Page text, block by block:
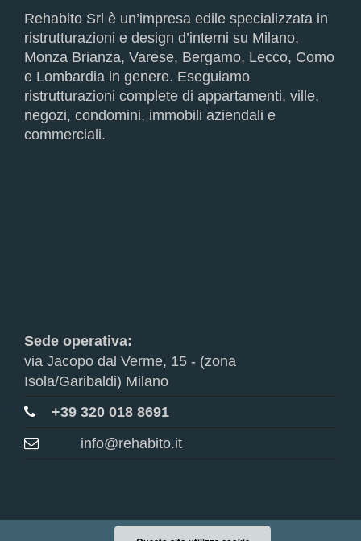
Rehabito Srl è un’impresa edile specializzata in
ristrutturazioni e design d’interni su Milano,
Monza Brianza, Varese, Bergamo, Lecco, Como
e Lombardia in genere. Eseguiamo
ristrutturazioni complete di appartamenti, ville,
negozi, condomini, immobili aziendali e
commerciali.
Sede operativa:
via Jacopo dal Verme, 15 - (zona
Isola/Garibaldi) Milano
+39 320 018 8691
info@rehabito.it